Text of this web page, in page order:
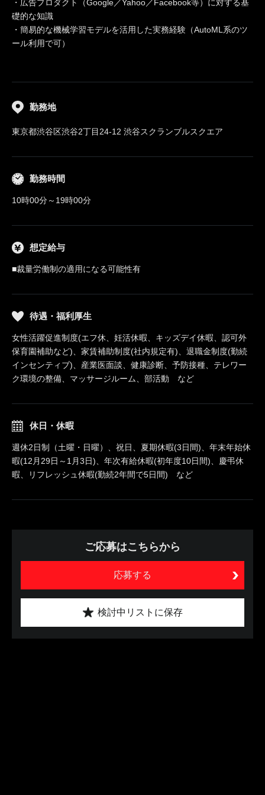
・広告プロダクト（Google／Yahoo／Facebook等）に対する基
礎的な知識
・簡易的な機械学習モデルを活用した実務経験（AutoML系のツ
ール利用で可）
勤務地
東京都渋谷区渋谷2丁目24-12 渋谷スクランブルスクエア
勤務時間
10時00分～19時00分
想定給与
■裁量労働制の適用になる可能性有
待遇・福利厚生
女性活躍促進制度(エフ休、妊活休暇、キッズデイ休暇、認可外
保育園補助など)、家賃補助制度(社内規定有)、退職金制度(勤続
インセンティブ)、産業医面談、健康診断、予防接種、テレワー
ク環境の整備、マッサージルーム、部活動 など
休日・休暇
週休2日制（土曜・日曜）、祝日、夏期休暇(3日間)、年末年始休
暇(12月29日～1月3日)、年次有給休暇(初年度10日間)、慶弔休
暇、リフレッシュ休暇(勤続2年間で5日間) など
ご応募はこちらから
応募する
検討中リストに保存